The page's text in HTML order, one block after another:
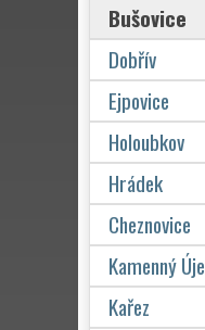
Bušovice
Dobřív
Ejpovice
Holoubkov
Hrádek
Cheznovice
Kamenný
Kařez